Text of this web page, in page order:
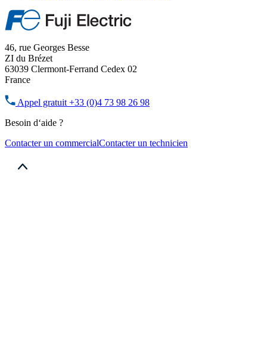
46, rue Georges Besse
ZI du Brézet
63039 Clermont-Ferrand Cedex 02
France
Appel gratuit +33 (0)4 73 98 26 98
Besoin d‘aide ?
Contacter un commercialContacter un technicien